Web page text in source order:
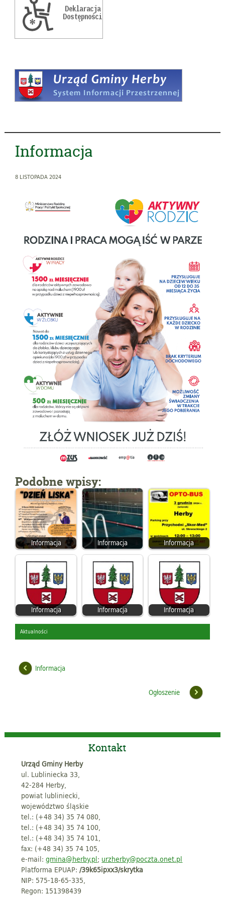
Informacja
8 LISTOPADA 2024
Podobne wpisy:
Informacja Informacja Informacja
Informacja Informacja Informacja
Aktualności
Informacja
Ogłoszenie
Kontakt
Urząd Gminy Herby
ul. Lubliniecka 33,
42-284 Herby,
powiat lubliniecki,
województwo śląskie
tel.: (+48 34) 35 74 080,
tel.: (+48 34) 35 74 100,
tel.: (+48 34) 35 74 101,
fax: (+48 34) 35 74 105,
e-mail:gmina@herby.pl; urzherby@poczta.onet.pl
Platforma EPUAP:/39k65ipxx3/skrytka
NIP: 575-18-65-335,
Regon: 151398439